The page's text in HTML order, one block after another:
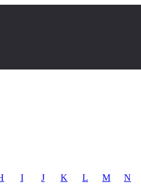
I J K L M N